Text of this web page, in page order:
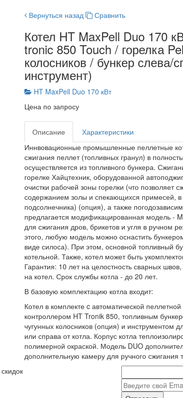
Вернуться назад Сравнить
Котел HT MaxPell Duo 170
tronic 850 Touch / горелка
колосников / бункер слева/
инструмент)
HT MaxPell Duo 170 кВт
Цена по запросу
Описание
Характеристики
Иннвовационные промышленные пеллетные
сжигания пеллет (топливных гранул) в
осуществляется из топливного бункера.
горелке Хайцтехник, оборудованной
очистки рабочей зоны горелки (что позволяет
содержанием золы и спекающихся примесей, в
подсолнечника) (опция), а также
предлагается модификацированная модель -
для сжигания дров, брикетов и угля в ручном
этого, любую модель можно оснастить
виде силоса). При этом, основной топливный
котельной. Также, котел может быть
Гарантия: 10 лет на целостность сварных
на котел. Срок службы котла - до 20 лет.
В базовую комплектацию котла входит:
Котел в комплекте c автоматической
контроллером HT Tronik 850, топливным
чугунных колосников (опция) и инструментом
или справа от котла. Корпус котла
полимерной окраской. Модель DUO
дополнительную камеру для ручного сжигания